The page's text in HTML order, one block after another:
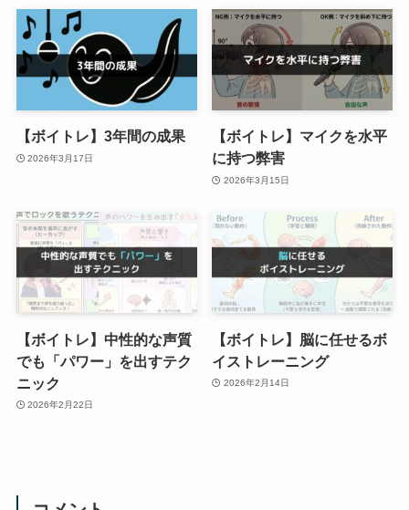
【ボイトレ】3年間の成果
2026年3月17日
【ボイトレ】マイクを水平
に持つ弊害
2026年3月15日
【ボイトレ】中性的な声質
でも「パワー」を出すテク
ニック
2026年2月22日
【ボイトレ】脳に任せるボ
イストレーニング
2026年2月14日